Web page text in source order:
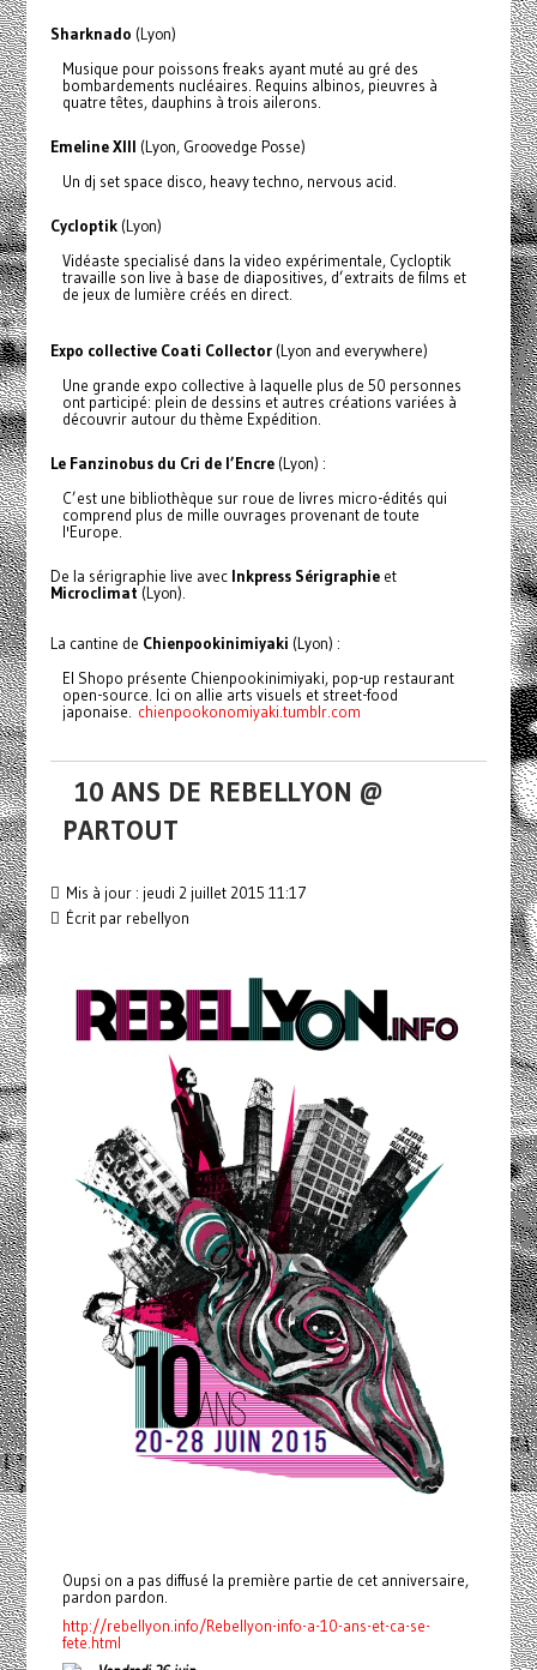
Sharknado (Lyon)
Musique pour poissons freaks ayant muté au gré des
bombardements nucléaires. Requins albinos, pieuvres à
quatre têtes, dauphins à trois ailerons.
Emeline XIII (Lyon, Groovedge Posse)
Un dj set space disco, heavy techno, nervous acid.
Cycloptik(Lyon)
Vidéaste specialisé dans la video expérimentale, Cycloptik
travaille son live à base de diapositives, d’extraits de films et
de jeux de lumière créés en direct.
Expo collective Coati Collector(Lyon and everywhere)
Une grande expo collective à laquelle plus de 50 personnes
ont participé: plein de dessins et autres créations variées à
découvrir autour du thème Expédition.
Le Fanzinobus du Cri de l’Encre(Lyon) :
C’est une bibliothèque sur roue de livres micro-édités qui
comprend plus de mille ouvrages provenant de toute
l'Europe.
De la sérigraphie live avecInkpress Sérigraphieet
Microclimat (Lyon).
La cantine de Chienpookinimiyaki (Lyon) :
El Shopo présente Chienpookinimiyaki, pop-up restaurant
open-source. Ici on allie arts visuels et street-food
japonaise. chienpookonomiyaki.tumblr.com
10 ANS DE REBELLYON @
PARTOUT
Mis à jour : jeudi 2 juillet 2015 11:17
Écrit par rebellyon
Oupsi on a pas diffusé la première partie de cet anniversaire,
pardon pardon.
http://rebellyon.info/Rebellyon-info-a-10-ans-et-ca-se-
fete.html